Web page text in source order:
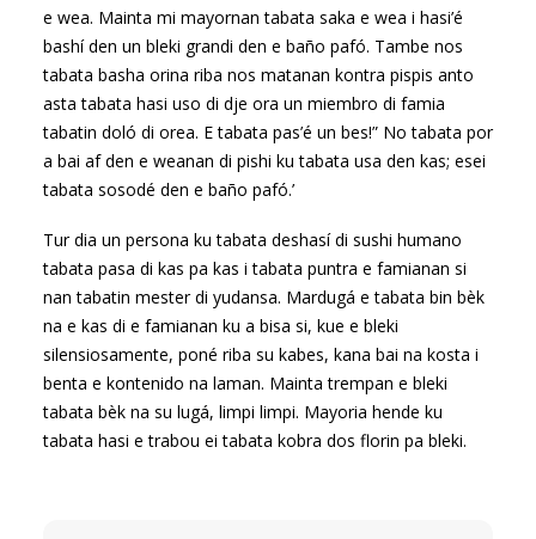
e wea. Mainta mi mayornan tabata saka e wea i hasi’é
bashí den un bleki grandi den e baño pafó. Tambe nos
tabata basha orina riba nos matanan kontra pispis anto
asta tabata hasi uso di dje ora un miembro di famia
tabatin doló di orea. E tabata pas’é un bes!” No tabata por
a bai af den e weanan di pishi ku tabata usa den kas; esei
tabata sosodé den e baño pafó.’
Tur dia un persona ku tabata deshasí di sushi humano
tabata pasa di kas pa kas i tabata puntra e famianan si
nan tabatin mester di yudansa. Mardugá e tabata bin bèk
na e kas di e famianan ku a bisa si, kue e bleki
silensiosamente, poné riba su kabes, kana bai na kosta i
benta e kontenido na laman. Mainta trempan e bleki
tabata bèk na su lugá, limpi limpi. Mayoria hende ku
tabata hasi e trabou ei tabata kobra dos florin pa bleki.